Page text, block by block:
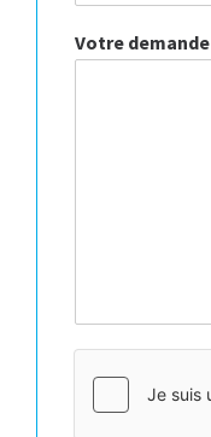
Votre demande